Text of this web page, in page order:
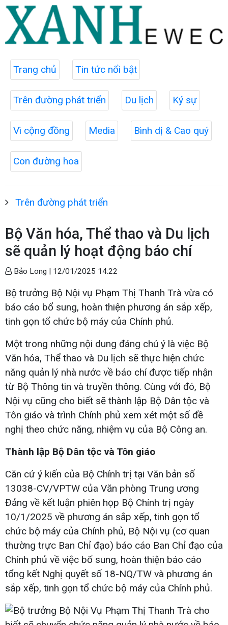
Trang chủ Tin tức nổi bật
Trên đường phát triển Du lịch Ký sự
Vì cộng đồng Media Bình dị & Cao quý
Con đường hoa
Trên đường phát triển
Bộ Văn hóa, Thể thao và Du lịch
sẽ quản lý hoạt động báo chí
Bảo Long | 12/01/2025 14:22
Bộ trưởng Bộ Nội vụ Phạm Thị Thanh Trà vừa có
báo cáo bổ sung, hoàn thiện phương án sắp xếp,
tinh gọn tổ chức bộ máy của Chính phủ.
Một trong những nội dung đáng chú ý là việc Bộ
Văn hóa, Thể thao và Du lịch sẽ thực hiện chức
năng quản lý nhà nước về báo chí được tiếp nhận
từ Bộ Thông tin và truyền thông. Cùng với đó, Bộ
Nội vụ cũng cho biết sẽ thành lập Bộ Dân tộc và
Tôn giáo và trình Chính phủ xem xét một số đề
nghị theo chức năng, nhiệm vụ của Bộ Công an.
Thành lập Bộ Dân tộc và Tôn giáo
Căn cứ ý kiến của Bộ Chính trị tại Văn bản số
13038-CV/VPTW của Văn phòng Trung ương
Đảng về kết luận phiên họp Bộ Chính trị ngày
10/1/2025 về phương án sắp xếp, tinh gọn tổ
chức bộ máy của Chính phủ, Bộ Nội vụ (cơ quan
thường trực Ban Chỉ đạo) báo cáo Ban Chỉ đạo của
Chính phủ về việc bổ sung, hoàn thiện báo cáo
tổng kết Nghị quyết số 18-NQ/TW và phương án
sắp xếp, tinh gọn tổ chức bộ máy của Chính phủ.